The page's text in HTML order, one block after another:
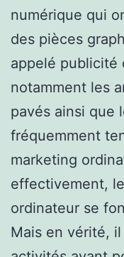
numérique qui
des pièces
appelé publicité
notamment les
pavés ainsi que
fréquemment
marketing
effectivement,
ordinateur se
Mais en vérité,